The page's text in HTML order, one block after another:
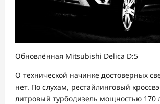
Обновлённая Mitsubishi Delica D:5
О технической начинке достоверных
нет. По слухам, рестайлинговый
литровый турбодизель мощностью 170